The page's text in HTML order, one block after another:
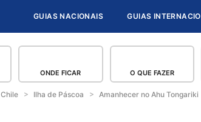
GUIAS NACIONAIS GUIAS
ONDE FICAR O QUE FAZER
Chile Ilha de Páscoa Amanhecer no Ahu Tongariki